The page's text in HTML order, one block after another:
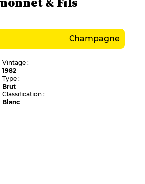
Champagne
Vintage :
1982
Type :
Brut
Classification :
Blanc